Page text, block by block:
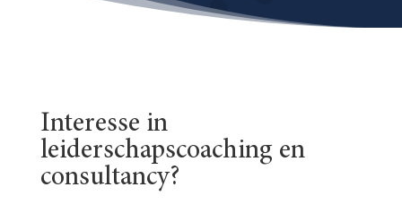
Interesse in
leiderschapscoaching en
consultancy?